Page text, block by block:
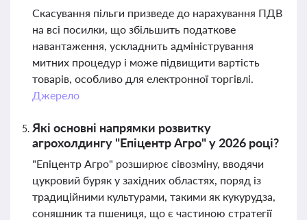
Скасування пільги призведе до нарахування ПДВ
на всі посилки, що збільшить податкове
навантаження, ускладнить адміністрування
митних процедур і може підвищити вартість
товарів, особливо для електронної торгівлі.
Джерело
Які основні напрямки розвитку
агрохолдингу "Епіцентр Агро" у 2026 році?
"Епіцентр Агро" розширює сівозміну, вводячи
цукровий буряк у західних областях, поряд із
традиційними культурами, такими як кукурудза,
соняшник та пшениця, що є частиною стратегії